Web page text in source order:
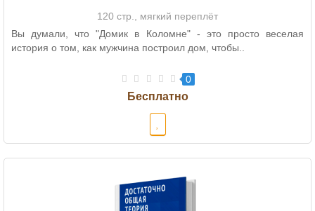
120 стр., мягкий переплёт
Вы думали, что "Домик в Коломне" - это просто веселая
история о том, как мужчина построил дом, чтобы..
0